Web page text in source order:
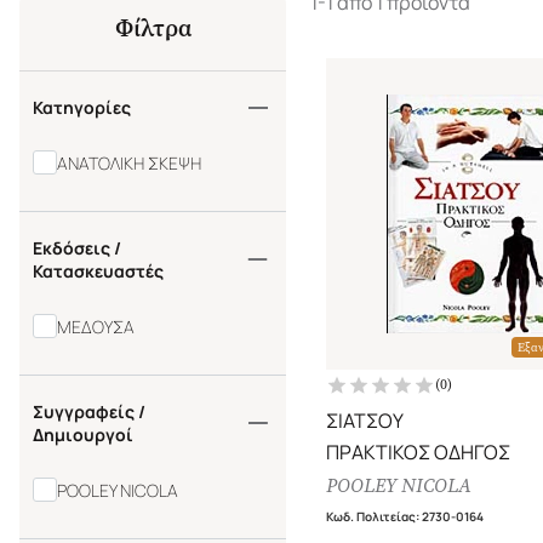
Φίλτρα
Κατηγορίες
ΑΝΑΤΟΛΙΚΗ ΣΚΕΨΗ
Εκδόσεις /
Κατασκευαστές
ΜΕΔΟΥΣΑ
Συγγραφείς /
Δημιουργοί
POOLEY NICOLA
(0)
ΣΙΑΤΣΟΥ
ΠΡΑΚΤΙΚΟΣ ΟΔΗΓΟΣ
POOLEY NICOLA
Κωδ. Πολιτείας:2730-0164